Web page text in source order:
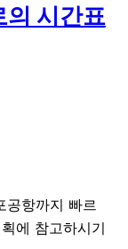
의 시간표
항까지 빠르
에 참고하시기